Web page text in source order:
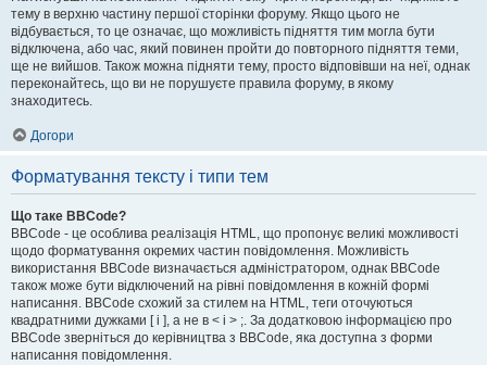
тему в верхню частину першої сторінки форуму. Якщо цього не
відбувається, то це означає, що можливість підняття тим могла бути
відключена, або час, який повинен пройти до повторного підняття теми,
ще не вийшов. Також можна підняти тему, просто відповівши на неї, однак
переконайтесь, що ви не порушуєте правила форуму, в якому
знаходитесь.
Догори
Форматування тексту і типи тем
Що таке BBCode?
BBCode - це особлива реалізація HTML, що пропонує великі можливості
щодо форматування окремих частин повідомлення. Можливість
використання BBCode визначається адміністратором, однак BBCode
також може бути відключений на рівні повідомлення в кожній формі
написання. BBCode схожий за стилем на HTML, теги оточуються
квадратними дужками [ і ], а не в < і > ;. За додатковою інформацією про
BBCode зверніться до керівництва з BBCode, яка доступна з форми
написання повідомлення.